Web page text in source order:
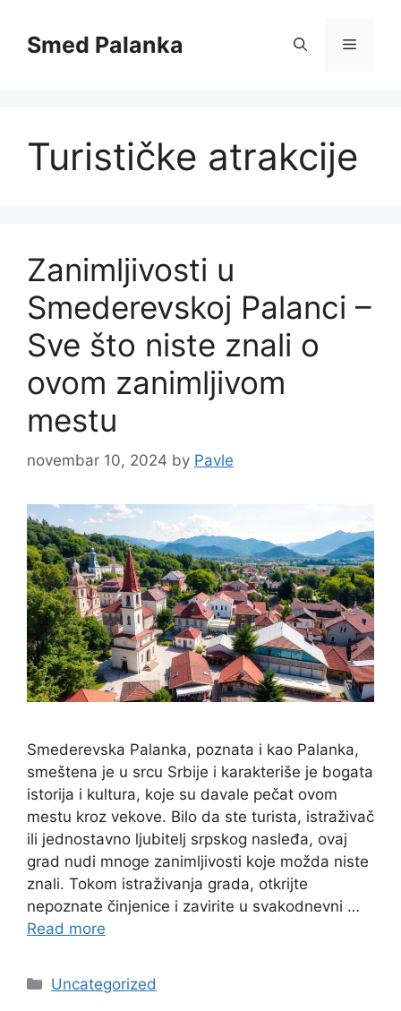
contentSmed Palanka Menu
Turističke atrakcije
Zanimljivosti u
Smederevskoj Palanci –
Sve što niste znali o
ovom zanimljivom
mestu
novembar 10, 2024 by Pavle
Smederevska Palanka, poznata i kao Palanka,
smeštena je u srcu Srbije i karakteriše je bogata
istorija i kultura, koje su davale pečat ovom
mestu kroz vekove. Bilo da ste turista, istraživač
ili jednostavno ljubitelj srpskog nasleđa, ovaj
grad nudi mnoge zanimljivosti koje možda niste
znali. Tokom istraživanja grada, otkrijte
nepoznate činjenice i zavirite u svakodnevni …
Read more
Categories
Uncategorized